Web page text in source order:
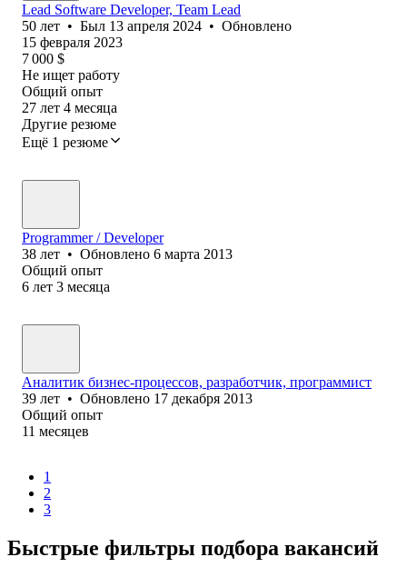
Lead Software Developer, Team Lead
50 лет • Был 13 апреля 2024 • Обновлено
15 февраля 2023
7 000 $
Не ищет работу
Общий опыт
27 лет 4 месяца
Другие резюме
Ещё 1 резюме
Programmer / Developer
38 лет • Обновлено 6 марта 2013
Общий опыт
6 лет 3 месяца
Аналитик бизнес-процессов, разработчик, программист
39 лет • Обновлено 17 декабря 2013
Общий опыт
11 месяцев
1
2
3
Быстрые фильтры подбора вакансий